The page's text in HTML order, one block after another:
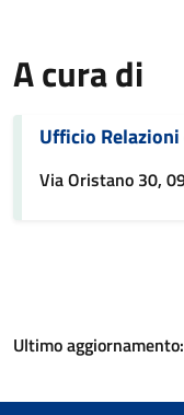
A cura di
Ufficio
Via Oristano 30,
Ultimo aggiornamento: